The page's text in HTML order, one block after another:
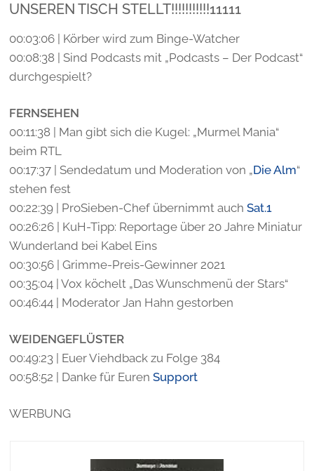
UNSEREN TISCH STELLT!!!!!!!!!!!11111
00:03:06 | Körber wird zum Binge-Watcher
00:08:38 | Sind Podcasts mit „Podcasts – Der Podcast“
durchgespielt?
FERNSEHEN
00:11:38 | Man gibt sich die Kugel: „Murmel Mania“
beim RTL
00:17:37 | Sendedatum und Moderation von „Die Alm“
stehen fest
00:22:39 | ProSieben-Chef übernimmt auchSat.1
00:26:26 | KuH-Tipp: Reportage über 20 Jahre Miniatur
Wunderland bei Kabel Eins
00:30:56 | Grimme-Preis-Gewinner 2021
00:35:04 | Vox köchelt „Das Wunschmenü der Stars“
00:46:44 | Moderator Jan Hahn gestorben
WEIDENGEFLÜSTER
00:49:23 | Euer Viehdback zu Folge 384
00:58:52 | Danke für EurenSupport
WERBUNG